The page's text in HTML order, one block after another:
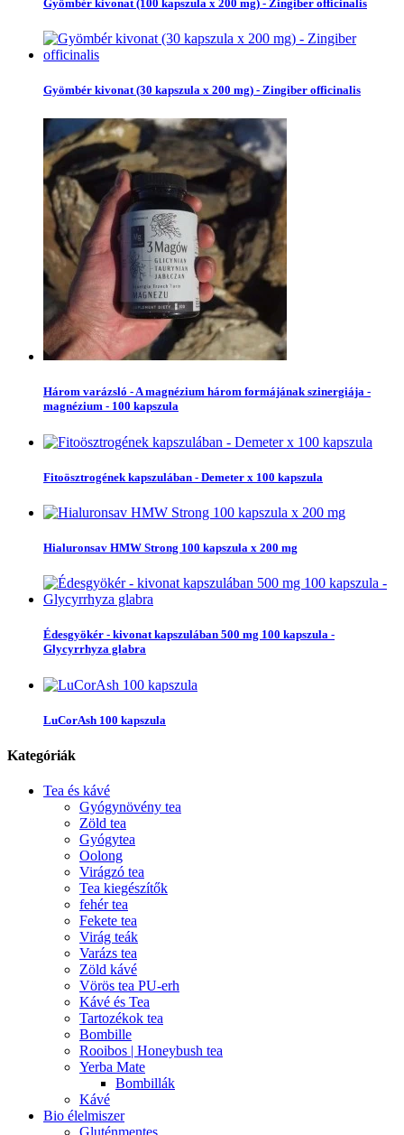
Gyömbér kivonat (100 kapszula x 200 mg) - Zingiber officinalis
Gyömbér kivonat (30 kapszula x 200 mg) - Zingiber officinalis
Három varázsló - A magnézium három formájának szinergiája -
magnézium - 100 kapszula
Fitoösztrogének kapszulában - Demeter x 100 kapszula
Hialuronsav HMW Strong 100 kapszula x 200 mg
Édesgyökér - kivonat kapszulában 500 mg 100 kapszula -
Glycyrrhyza glabra
LuCorAsh 100 kapszula
Kategóriák
Tea és kávé
Gyógynövény tea
Zöld tea
Gyógytea
Oolong
Virágzó tea
Tea kiegészítők
fehér tea
Fekete tea
Virág teák
Varázs tea
Zöld kávé
Vörös tea PU-erh
Kávé és Tea
Tartozékok tea
Bombille
Rooibos | Honeybush tea
Yerba Mate
Bombillák
Kávé
Bio élelmiszer